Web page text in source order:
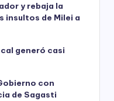
y rebaja la
insultos de Milei a
generó casi
con
de Sagasti